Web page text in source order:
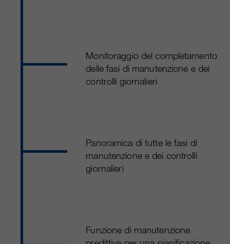
Monitoraggio del completamento
delle fasi di manutenzione e dei
controlli giornalieri
Panoramica di tutte le fasi di
manutenzione e dei controlli
giornalieri
Funzione di manutenzione